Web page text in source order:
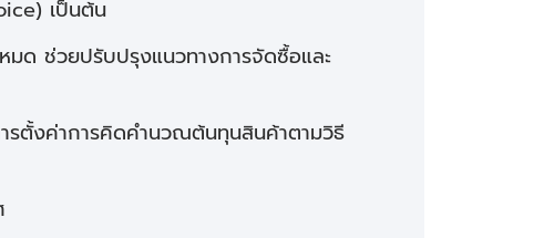
เป็นต้น
ด ช่วยปรับปรุงแนวทางการจัดซื้อและ
รตั้งค่าการคิดคำนวณต้นทุนสินค้าตามวิธี